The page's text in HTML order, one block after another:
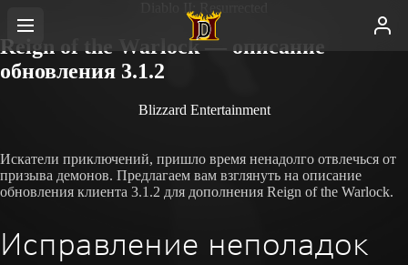
Diablo II: Resurrected
Reign of the Warlock — описание
обновления 3.1.2
Blizzard Entertainment
Искатели приключений, пришло время ненадолго отвлечься от
призыва демонов. Предлагаем вам взглянуть на описание
обновления клиента 3.1.2 для дополнения Reign of the Warlock.
Исправление неполадок